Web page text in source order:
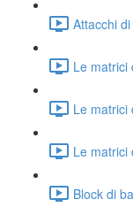
Attacchi
Le matrici
Le matrici
Le matrici
Block di